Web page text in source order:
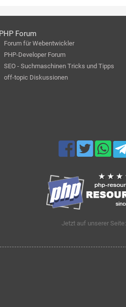
Forum
Forum für Webentwickler
PHP-Developer Forum
SEO - Suchmaschinen Tricks und Tipps
off-topic Diskussionen
Jetzt auf unserer Seite: